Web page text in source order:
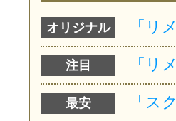
オリジナル
注目
最安